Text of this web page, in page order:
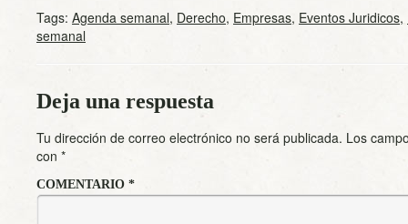
Tags: Agenda semanal, Derecho, Empresas, Eventos Juridicos,
semanal
Deja una respuesta
Tu dirección de correo electrónico no será publicada. Los
con *
COMENTARIO *